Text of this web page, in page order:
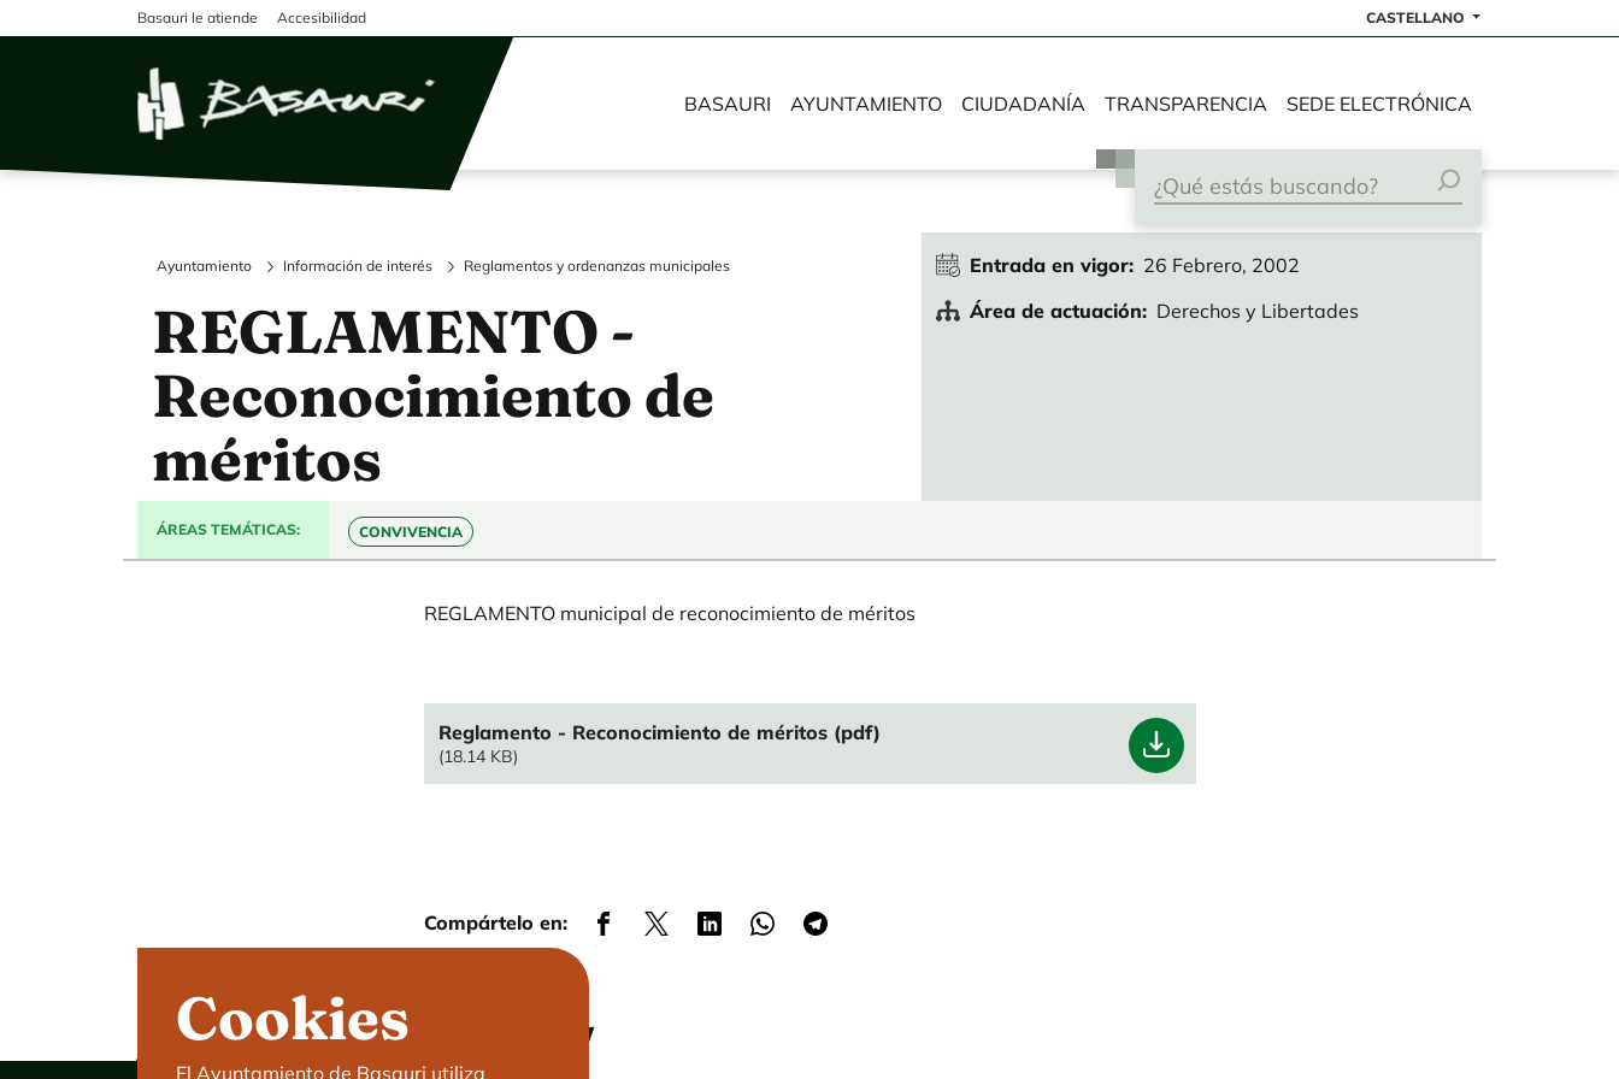
Pasar al contenido principal
Basauri le atiende Accesibilidad CASTELLANO
BASAURI AYUNTAMIENTO CIUDADANÍA TRANSPARENCIA SEDE ELECTRÓNICA
Ayuntamiento Información de interés Reglamentos y ordenanzas municipales
REGLAMENTO -
Reconocimiento de
méritos
Entrada en vigor
26 Febrero, 2002
Área de actuación
Derechos y Libertades
ÁREAS TEMÁTICAS CONVIVENCIA
REGLAMENTO municipal de reconocimiento de méritos
File
Reglamento - Reconocimiento de méritos (pdf)
(18.14 KB)
Compártelo en:
Cookies
El Ayuntamiento de Basauri utiliza